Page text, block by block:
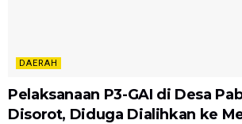
DAERAH
Pelaksanaan P3-GAI di Desa
Disorot, Diduga Dialihkan ke